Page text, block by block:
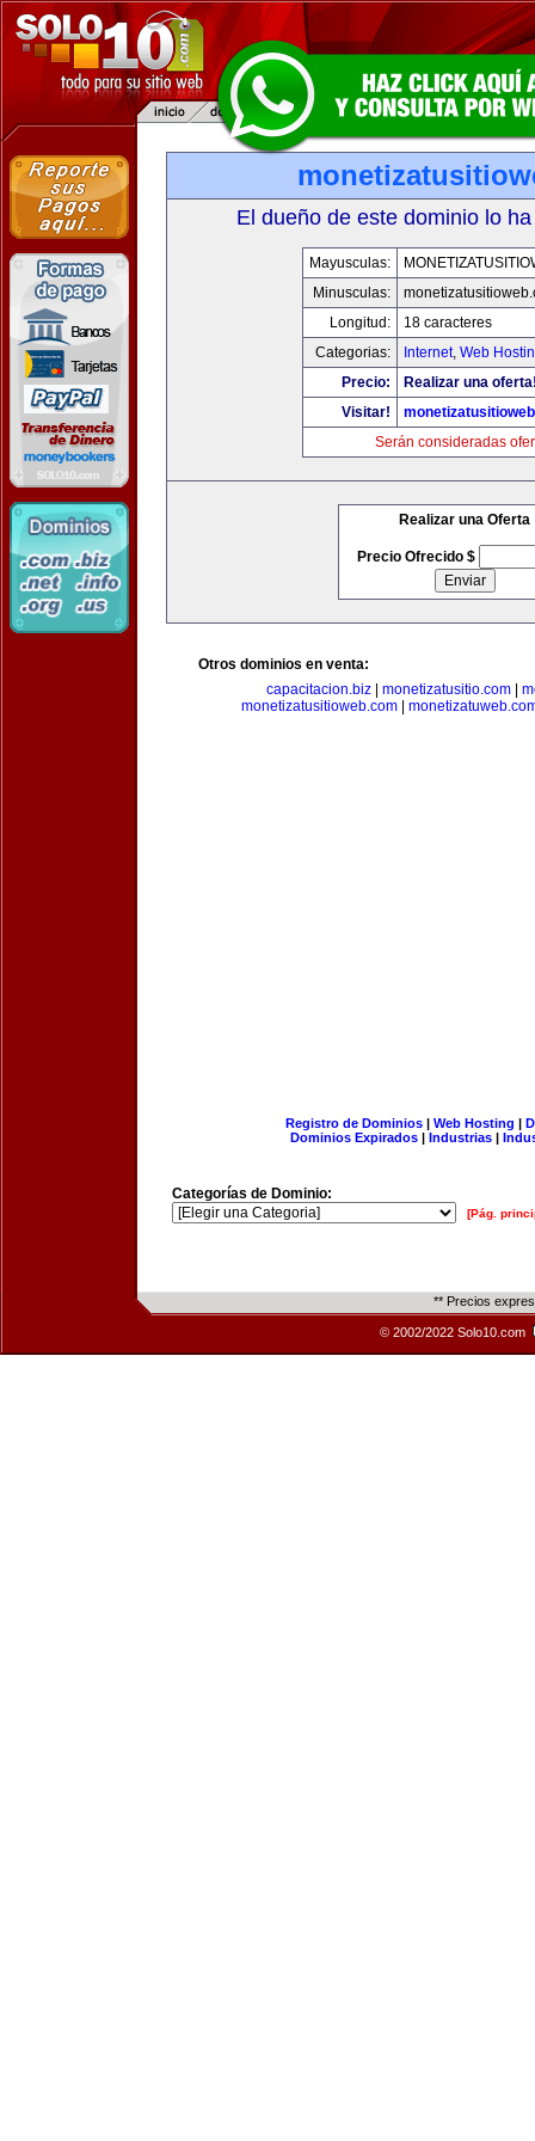
El dueño de este dominio lo
Mayusculas:
Minusculas:
Longitud:
18 caracteres
Categorias:
Internet, Web
Precio:
Realizar una
Visitar!
Serán consideradas
Realizar una Oferta
Precio Ofrecido $
Otros dominios en venta:
capacitacion.biz| monetizatusitio.com|
monetizatusitioweb.com
Registro de Dominios| Web Hosting |
Dominios Expirados | Industrias |
Categorías de Dominio:
[Pág.
** Precios
© 2002/2022 Solo10.com